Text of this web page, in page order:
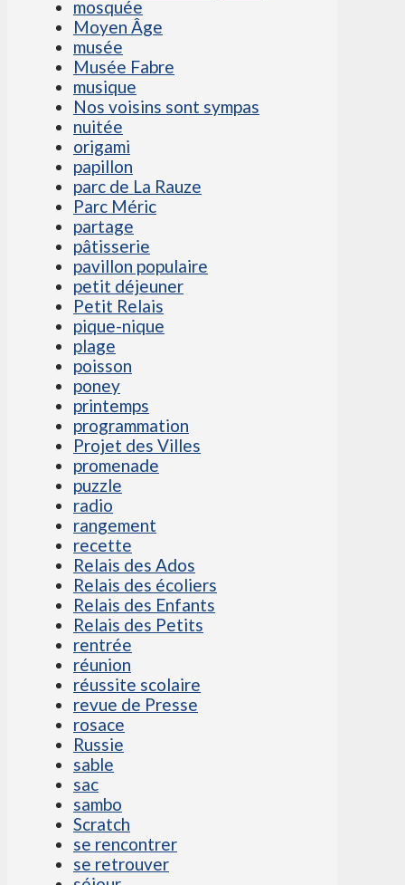
mosquée
Moyen Âge
musée
Musée Fabre
musique
Nos voisins sont sympas
nuitée
origami
papillon
parc de La Rauze
Parc Méric
partage
pâtisserie
pavillon populaire
petit déjeuner
Petit Relais
pique-nique
plage
poisson
poney
printemps
programmation
Projet des Villes
promenade
puzzle
radio
rangement
recette
Relais des Ados
Relais des écoliers
Relais des Enfants
Relais des Petits
rentrée
réunion
réussite scolaire
revue de Presse
rosace
Russie
sable
sac
sambo
Scratch
se rencontrer
se retrouver